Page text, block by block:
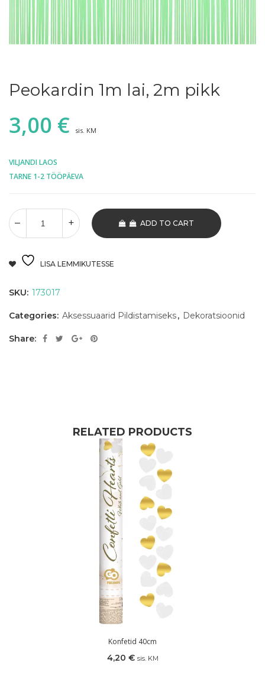
Peokardin 1m lai, 2m pikk
3,00 € sis. KM
VILJANDI LAOS
TARNE 1-2 TÖÖPÄEVA
ADD TO CART
LISA LEMMIKUTESSE
SKU: 173017
Categories: Aksessuaarid Pildistamiseks, Dekoratsioonid
Share:
RELATED PRODUCTS
Konfetid 40cm
4,20 € sis. KM